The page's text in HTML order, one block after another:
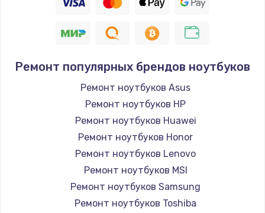
Ремонт популярных брендов ноутбуков
Ремонт ноутбуков Asus
Ремонт ноутбуков HP
Ремонт ноутбуков Huawei
Ремонт ноутбуков Honor
Ремонт ноутбуков Lenovo
Ремонт ноутбуков MSI
Ремонт ноутбуков Samsung
Ремонт ноутбуков Toshiba